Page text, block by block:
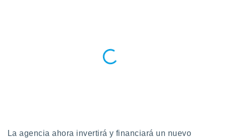
En
La agencia ahora invertirá y financiará un nuevo